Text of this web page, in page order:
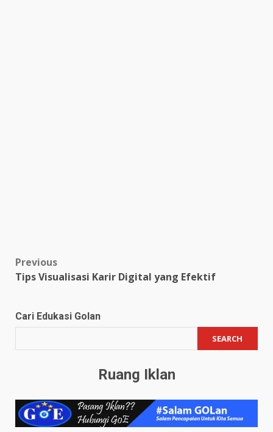
Post
navigation
Previous
Tips Visualisasi Karir Digital yang Efektif
Cari Edukasi Golan
SEARCH
Ruang Iklan